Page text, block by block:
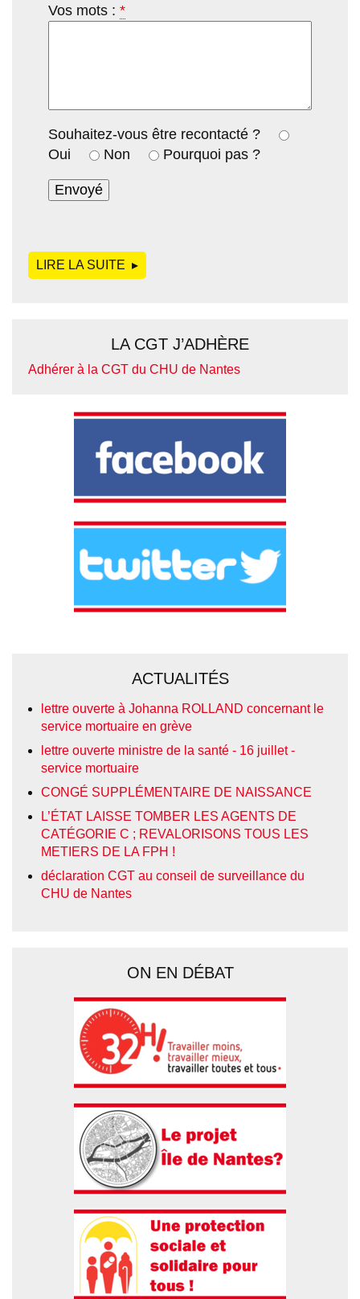
Vos mots : *
Souhaitez-vous être recontacté ?
Oui
Non Pourquoi pas ?
LIRE LA SUITE DE
LA CGT J’ADHÈRE
Adhérer à la CGT du CHU de Nantes
ACTUALITÉS
lettre ouverte à Johanna ROLLAND concernant le
service mortuaire en grève
lettre ouverte ministre de la santé - 16 juillet -
service mortuaire
CONGÉ SUPPLÉMENTAIRE DE NAISSANCE
L’ÉTAT LAISSE TOMBER LES AGENTS DE
CATÉGORIE C ; REVALORISONS TOUS LES
METIERS DE LA FPH !
déclaration CGT au conseil de surveillance du
CHU de Nantes
ON EN DÉBAT